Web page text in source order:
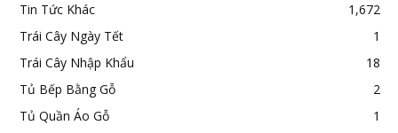
Tin Tức Khác
1,672
Trái Cây Ngày Tết
1
Trái Cây Nhập Khẩu
18
Tủ Bếp Bằng Gỗ
2
Tủ Quần Áo Gỗ
1